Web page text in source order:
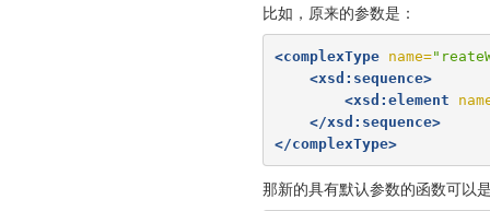
比如，原来的参数是：
<complexType name=
<xsd:sequence>
<xsd:element
</xsd:sequence>
</complexType>
那新的具有默认参数的函数可以